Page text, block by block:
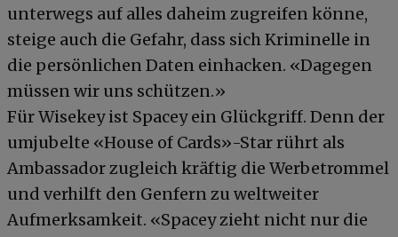
unterwegs auf alles daheim zugreifen könne,
steige auch die Gefahr, dass sich Kriminelle in
die persönlichen Daten einhacken. «Dagegen
müssen wir uns schützen.»
Für Wisekey ist Spacey ein Glückgriff. Denn der
umjubelte «House of Cards»-Star rührt als
Ambassador zugleich kräftig die Werbetrommel
und verhilft den Genfern zu weltweiter
Aufmerksamkeit. «Spacey zieht nicht nur die